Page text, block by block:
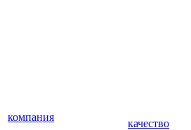
компания
качество